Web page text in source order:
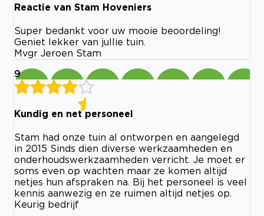
Reactie van Stam Hoveniers
Super bedankt voor uw mooie beoordeling!
Geniet lekker van jullie tuin.
Mvgr Jeroen Stam
9
Kundig en net personeel
Stam had onze tuin al ontworpen en aangelegd
in 2015 Sinds dien diverse werkzaamheden en
onderhoudswerkzaamheden verricht. Je moet er
soms even op wachten maar ze komen altijd
netjes hun afspraken na. Bij het personeel is veel
kennis aanwezig en ze ruimen altijd netjes op.
Keurig bedrijf